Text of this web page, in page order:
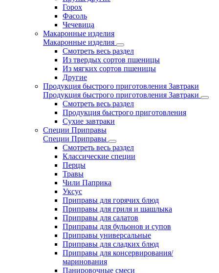
Горох
Фасоль
Чечевица
Макаронные изделия
Макаронные изделия
Смотреть весь раздел
Из твердых сортов пшеницы
Из мягких сортов пшеницы
Другие
Продукция быстрого приготовления Завтраки
Продукция быстрого приготовления Завтраки
Смотреть весь раздел
Продукция быстрого приготовления
Сухие завтраки
Специи Приправы
Специи Приправы
Смотреть весь раздел
Классические специи
Перцы
Травы
Чили Паприка
Уксус
Приправы для горячих блюд
Приправы для гриля и шашлыка
Приправы для салатов
Приправы для бульонов и супов
Приправы универсальные
Приправы для сладких блюд
Приправы для консервирования/
маринования
Панировочные смеси